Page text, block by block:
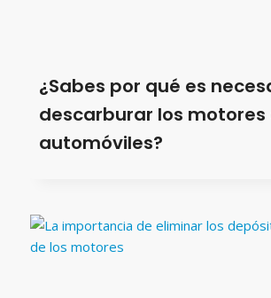
¿Sabes por qué es
descarburar los motores
automóviles?